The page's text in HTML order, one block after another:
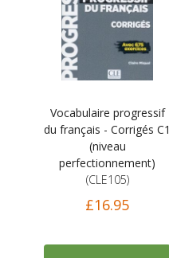
Vocabulaire progressif
du français - Corrigés C1
(niveau
perfectionnement)
(CLE105)
£16.95